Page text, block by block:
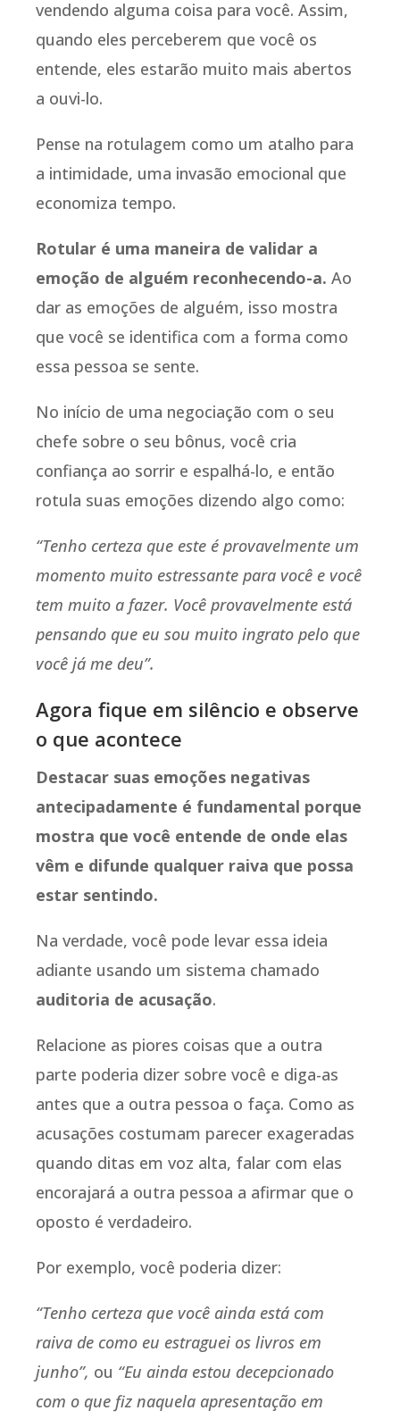
vendendo alguma coisa para você. Assim,
quando eles perceberem que você os
entende, eles estarão muito mais abertos
a ouvi-lo.
Pense na rotulagem como um atalho para
a intimidade, uma invasão emocional que
economiza tempo.
Rotular é uma maneira de validar a
emoção de alguém reconhecendo-a. Ao
dar as emoções de alguém, isso mostra
que você se identifica com a forma como
essa pessoa se sente.
No início de uma negociação com o seu
chefe sobre o seu bônus, você cria
confiança ao sorrir e espalhá-lo, e então
rotula suas emoções dizendo algo como:
“Tenho certeza que este é provavelmente um
momento muito estressante para você e você
tem muito a fazer. Você provavelmente está
pensando que eu sou muito ingrato pelo que
você já me deu”.
Agora fique em silêncio e observe
o que acontece
Destacar suas emoções negativas
antecipadamente é fundamental porque
mostra que você entende de onde elas
vêm e difunde qualquer raiva que possa
estar sentindo.
Na verdade, você pode levar essa ideia
adiante usando um sistema chamado
auditoria de acusação.
Relacione as piores coisas que a outra
parte poderia dizer sobre você e diga-as
antes que a outra pessoa o faça. Como as
acusações costumam parecer exageradas
quando ditas em voz alta, falar com elas
encorajará a outra pessoa a afirmar que o
oposto é verdadeiro.
Por exemplo, você poderia dizer:
“Tenho certeza que você ainda está com
raiva de como eu estraguei os livros em
junho”, ou “Eu ainda estou decepcionado
com o que fiz naquela apresentação em